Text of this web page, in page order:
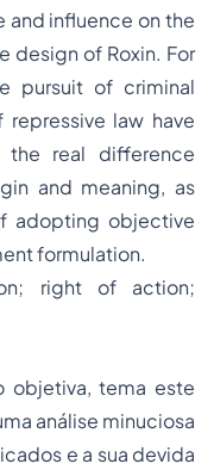
and influence on the
design of Roxin. For
pursuit of criminal
law have
real difference
and meaning, as
adopting objective
formulation.
right of action;
tema este
análise minuciosa
e a sua devida